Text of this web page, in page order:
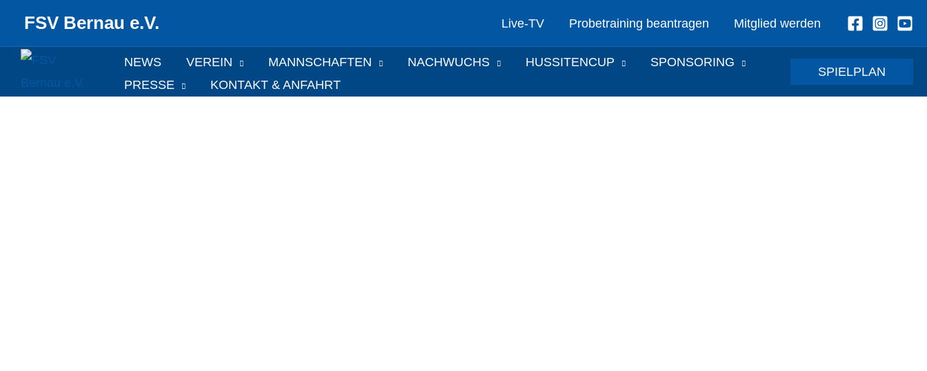
Inhalt
springen
FSV Bernau e.V. Live-TV Probetraining beantragen Mitglied werden
NEWS VEREIN MANNSCHAFTEN NACHWUCHS HUSSITENCUP
SPONSORING
PRESSE
KONTAKT & ANFAHRT
SPIELPLAN